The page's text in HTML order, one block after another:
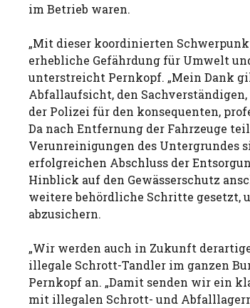
im Betrieb waren.
„Mit dieser koordinierten
erhebliche Gefährdung für Umwelt
unterstreicht Pernkopf. „Mein Dank
Abfallaufsicht, den
der Polizei für den konsequenten,
Da nach Entfernung der Fahrzeuge
Verunreinigungen des Untergrundes
erfolgreichen Abschluss der
Hinblick auf den Gewässerschutz
weitere behördliche Schritte gesetzt,
abzusichern.
„Wir werden auch in Zukunft
illegale Schrott-Tandler im ganzen
Pernkopf an. „Damit senden wir ein
mit illegalen Schrott- und